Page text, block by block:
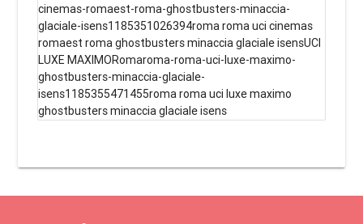
cinemas-romaest-roma-ghostbusters-minaccia-
glaciale-isens1185351026394roma roma uci cinemas
romaest roma ghostbusters minaccia glaciale isensUCI
LUXE MAXIMORomaroma-roma-uci-luxe-maximo-
ghostbusters-minaccia-glaciale-
isens1185355471455roma roma uci luxe maximo
ghostbusters minaccia glaciale isens